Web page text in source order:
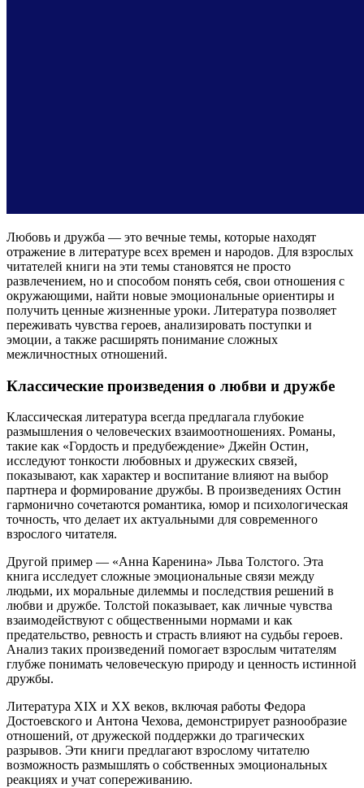
Любовь и дружба — это вечные темы, которые находят
отражение в литературе всех времен и народов. Для взрослых
читателей книги на эти темы становятся не просто
развлечением, но и способом понять себя, свои отношения с
окружающими, найти новые эмоциональные ориентиры и
получить ценные жизненные уроки. Литература позволяет
переживать чувства героев, анализировать поступки и
эмоции, а также расширять понимание сложных
межличностных отношений.
Классические произведения о любви и дружбе
Классическая литература всегда предлагала глубокие
размышления о человеческих взаимоотношениях. Романы,
такие как «Гордость и предубеждение» Джейн Остин,
исследуют тонкости любовных и дружеских связей,
показывают, как характер и воспитание влияют на выбор
партнера и формирование дружбы. В произведениях Остин
гармонично сочетаются романтика, юмор и психологическая
точность, что делает их актуальными для современного
взрослого читателя.
Другой пример — «Анна Каренина» Льва Толстого. Эта
книга исследует сложные эмоциональные связи между
людьми, их моральные дилеммы и последствия решений в
любви и дружбе. Толстой показывает, как личные чувства
взаимодействуют с общественными нормами и как
предательство, ревность и страсть влияют на судьбы героев.
Анализ таких произведений помогает взрослым читателям
глубже понимать человеческую природу и ценность истинной
дружбы.
Литература XIX и XX веков, включая работы Федора
Достоевского и Антона Чехова, демонстрирует разнообразие
отношений, от дружеской поддержки до трагических
разрывов. Эти книги предлагают взрослому читателю
возможность размышлять о собственных эмоциональных
реакциях и учат сопереживанию.